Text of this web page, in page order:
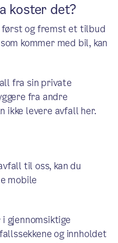
koster det?
først og fremst et tilbud
kommer med bil, kan
fra sin private
fra andre
ikke levere avfall her.
til oss, kan du
mobile
gjennomsiktige
og innholdet